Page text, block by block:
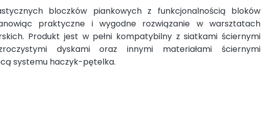
bloczków piankowych z funkcjonalnością bloków
praktyczne i wygodne rozwiązanie w warsztatach
Produkt jest w pełni kompatybilny z siatkami ściernymi
dyskami oraz innymi materiałami ściernymi
systemu haczyk-pętelka.